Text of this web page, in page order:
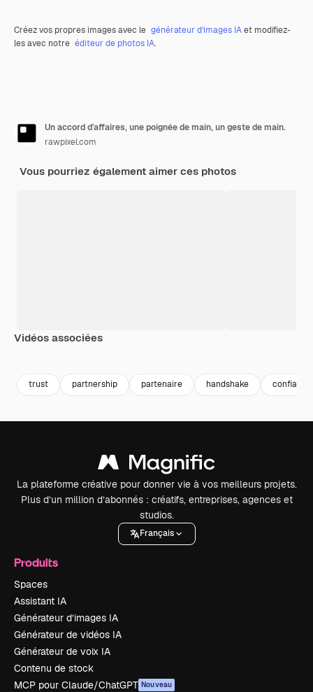
Créez vos propres images avec le générateur d’images IAet modifiez-
les avec notre éditeur de photos IA.
Un accord d'affaires, une poignée de main, un geste de main.
rawpixel.com
Vous pourriez également aimer ces photos
Vidéos associées
trust partnership partenaire handshake confiance
La plateforme créative pour donner vie à vos meilleurs projets.
Plus d’un million d’abonnés : créatifs, entreprises, agences et
studios.
Français
Produits
Spaces
Assistant IA
Générateur d’images IA
Générateur de vidéos IA
Générateur de voix IA
Contenu de stock
MCP pour Claude/ChatGPT Nouveau